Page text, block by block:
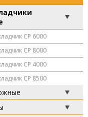
CP 6000
CP 8000
CP 4000
CP 8500